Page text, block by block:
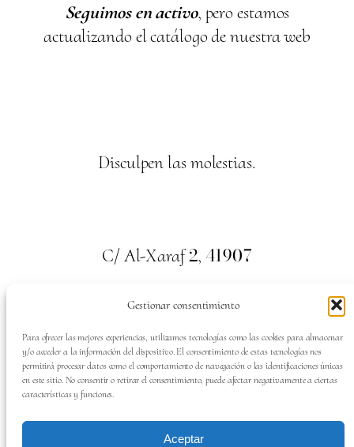
Gestionar consentimiento
Para ofrecer las mejores experiencias, utilizamos tecnologías como las cookies para almacenar
y/o acceder a la información del dispositivo. El consentimiento de estas tecnologías nos
permitirá procesar datos como el comportamiento de navegación o las identificaciones únicas
en este sitio. No consentir o retirar el consentimiento, puede afectar negativamente a ciertas
características y funciones.
Aceptar
Seguimos en activo, pero estamos
actualizando el catálogo de nuestra web
Disculpen las molestias.
C/ Al-Xaraf2, 41907
Valencina de la Concepción. Sevilla
Tel:659700313
SÍGUENOS EN: